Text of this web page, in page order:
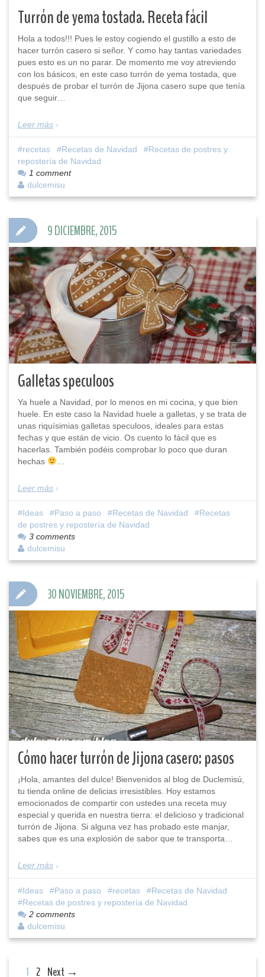
Turrón de yema tostada. Receta fácil
Hola a todos!!! Pues le estoy cogiendo el gustillo a esto de
hacer turrón casero si señor. Y como hay tantas variedades
pues esto es un no parar. De momento me voy atreviendo
con los básicos, en este caso turrón de yema tostada, que
después de probar el turrón de Jijona casero supe que tenía
que seguir…
Leer más
recetas Recetas de Navidad
Recetas de postres y
repostería de Navidad
1 comment
dulcemisu
Galletas speculoos
Ya huele a Navidad, por lo menos en mi cocina, y que bien
huele. En este caso la Navidad huele a galletas, y se trata de
unas riquísimias galletas speculoos, ideales para estas
fechas y que están de vicio. Os cuento lo fácil que es
hacerlas. También podéis comprobar lo poco que duran
hechas
Leer más
9 DICIEMBRE, 2015
Ideas Paso a paso Recetas de Navidad
Recetas
de postres y repostería de Navidad
3 comments
dulcemisu
Cómo hacer turrón de Jijona casero: pasos
¡Hola, amantes del dulce! Bienvenidos al blog de Duclemisú,
tu tienda online de delicias irresistibles. Hoy estamos
emocionados de compartir con ustedes una receta muy
especial y querida en nuestra tierra: el delicioso y tradicional
turrón de Jijona. Si alguna vez has probado este manjar,
sabes que es una explosión de sabor que te transporta…
Leer más
30 NOVIEMBRE, 2015
Ideas Paso a paso recetas
Recetas de Navidad
Recetas de postres y repostería de Navidad
2 comments
dulcemisu
1 2 Next →